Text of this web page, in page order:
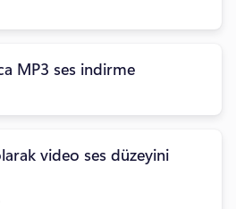
MP3 ses indirme
video ses düzeyini